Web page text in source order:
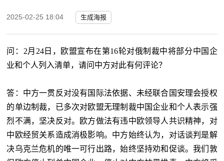
2025-02-25 18:04 生成海报
问： 2月24日，欧盟宣布在第16轮对俄制裁中将部分中国企
业和个人列入清单，请问中方对此有何评论？
答：中方一贯反对没有国际法依据、未经联合国安理会授权
的单边制裁，已多次对欧盟无理制裁中国企业和个人表示强
烈不满，坚决反对。欧方做法有违中欧领导人共识精神，对
中欧经贸关系造成消极影响。中方始终认为，对话谈判是解
决乌克兰危机的唯一可行出路，始终坚持劝和促谈。我们敦